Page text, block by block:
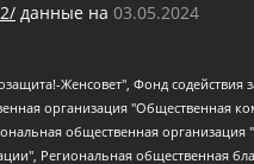
данные на 03.05.2024
информации", Пензенский региональный общественный благотворительный фонд "Гражданский союз", "Север.Реалии", Некоммерческая организация Фонд "Правовая инициатива", Общество с ограниченной ответственностью "Радио Свободная Европа/Радио Свобода", Чешское информационное агентство "MEDIUM-ORIENT", Красноярская региональная общественная организация "Мы против СПИДа", Камалягин Денис Николаевич, Маркелов Сергей Евгеньевич, Пономарев Лев Александрович, Савицкая Людмила Алексеевна, Автономная некоммерческая организация "Центр по работе с проблемой насилия "НАСИЛИЮ.НЕТ", Межрегиональный профессиональный союз работников здравоохранения "Альянс врачей", Юридическое лицо, зарегистрированное в Латвийской Республике, SIA "Medusa Project" (регистрационный номер 40103797863, дата регистрации 10.06.2014), Некоммерческая организация "Фонд по борьбе с коррупцией", Автономная некоммерческая организация "Институт права и публичной политики", Баданин Роман Сергеевич, Гликин Максим Александрович, Железнова Мария Михайловна, Лукьянова Юлия Сергеевна, Маетная Елизавета Витальевна, Маняхин Петр Борисович, Чуракова Ольга Владимировна, Ярош Юлия Петровна, Юридическое лицо "The Insider SIA", зарегистрированное в Риге, Латвийская Республика (дата регистрации 26.06.2015), являющееся администратором доменного имени интернет-издания "The Insider SIA", https://theins.ru, Постернак Алексей Евгеньевич, Рубин Михаил Аркадьевич, Анин Роман Александрович, Юридическое лицо Istories fonds, зарегистрированное в